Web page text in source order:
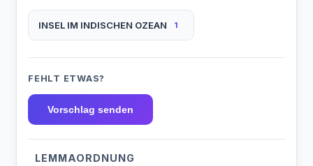
INSEL IM INDISCHEN OZEAN 1
FEHLT ETWAS?
Vorschlag senden
LEMMAORDNUNG